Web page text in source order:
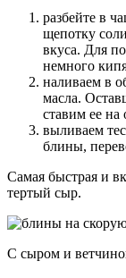
разбейте в
щепотку
вкуса. Для
немного
наливаем в
масла.
ставим ее на
выливаем
блины,
Самая быстрая и
тертый сыр.
С сыром и